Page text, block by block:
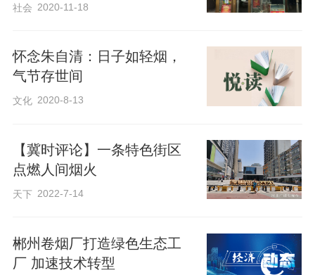
极力劝谏，极言张仪是个反反复复靠不住
的诱惑而利令智昏了，都说屈原有光不
沾，才是书呆子、傻子，嘲笑他，诋毁
他，于是屈原被罢免驱逐出朝廷。如屈原
也没得到，还被秦国各种愚弄蹂躏。等到
真相大白，楚国已受尽屈辱。屈原在汨罗
江投水自尽前对渔夫说了一句铭心锥骨的
醒，也是一种罪过啊。
社会 2020-11-18
怀念朱自清：日子如轻烟，
气节存世间
文化 2020-8-13
【冀时评论】一条特色街区
点燃人间烟火
天下 2022-7-14
郴州卷烟厂打造绿色生态工
厂 加速技术转型